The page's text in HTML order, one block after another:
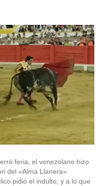
feria, el venezolano hizo
del «Alma Llanera»
pidió el indulto, y a lo que